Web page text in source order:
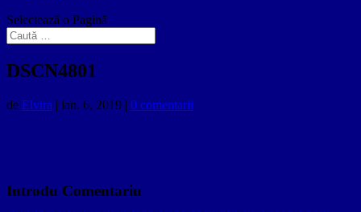
Selectează o Pagină
DSCN4801
de Elvira | ian. 6, 2019 | 0 comentarii
Introdu Comentariu